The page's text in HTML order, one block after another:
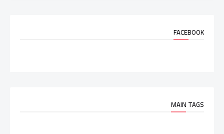
FACEBOOK
MAIN TAGS